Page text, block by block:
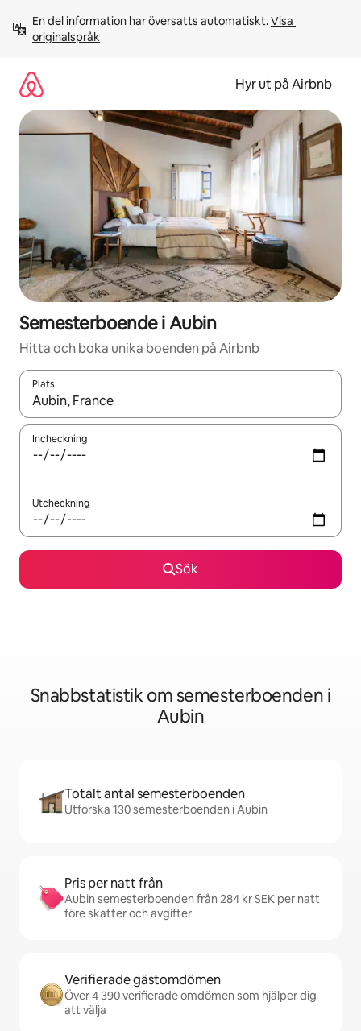
innehåll
En del information har översatts automatiskt. Visa
originalspråk
Hyr ut på Airbnb
Semesterboende i Aubin
Hitta och boka unika boenden på Airbnb
Plats
När resultaten är tillgängliga kan du navigera med upp- och
Incheckning
Utcheckning
Sök
Snabbstatistik om semesterboenden i
Aubin
Totalt antal semesterboenden
Utforska 130 semesterboenden i Aubin
Pris per natt från
Aubin semesterboenden från 284 kr SEK per natt
före skatter och avgifter
Verifierade gästomdömen
Över 4 390 verifierade omdömen som hjälper dig
att välja